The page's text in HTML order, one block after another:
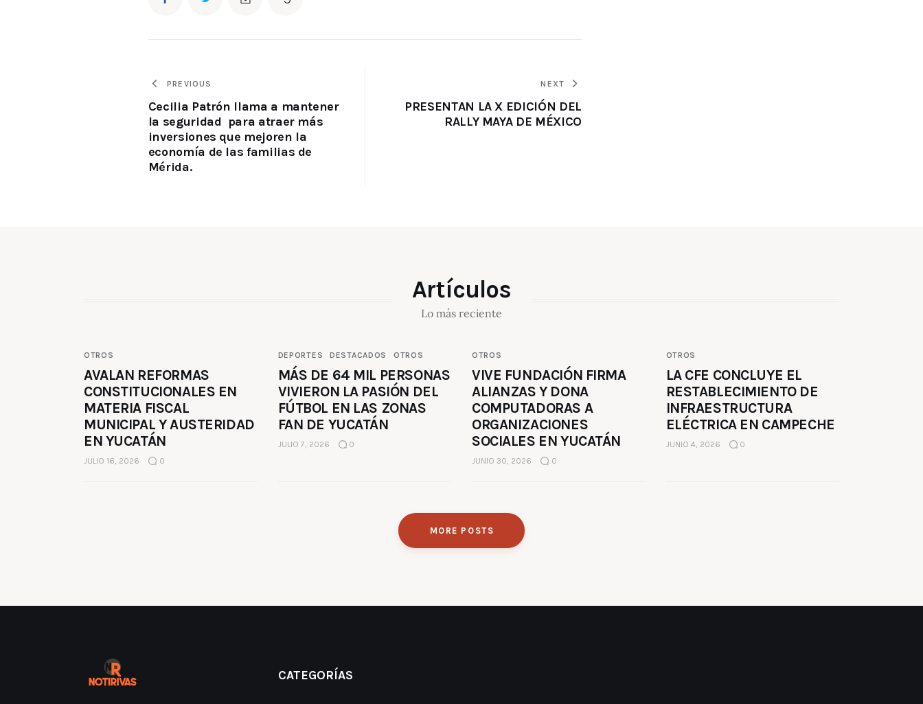
PREVIOUS
Cecilia Patrón llama a mantener
la seguridad para atraer más
inversiones que mejoren la
economía de las familias de
Mérida.
NEXT
PRESENTAN LA X EDICIÓN DEL
RALLY MAYA DE MÉXICO
Artículos
Lo más reciente
OTROS
AVALAN REFORMAS
CONSTITUCIONALES EN
MATERIA FISCAL
MUNICIPAL Y AUSTERIDAD
EN YUCATÁN
JULIO 16, 2026 0
DEPORTES DESTACADOS OTROS
MÁS DE 64 MIL PERSONAS
VIVIERON LA PASIÓN DEL
FÚTBOL EN LAS ZONAS
FAN DE YUCATÁN
JULIO 7, 2026 0
OTROS
VIVE FUNDACIÓN FIRMA
ALIANZAS Y DONA
COMPUTADORAS A
ORGANIZACIONES
SOCIALES EN YUCATÁN
JUNIO 30, 2026 0
OTROS
LA CFE CONCLUYE EL
RESTABLECIMIENTO DE
INFRAESTRUCTURA
ELÉCTRICA EN CAMPECHE
JUNIO 4, 2026 0
MORE POSTS
CATEGORÍAS